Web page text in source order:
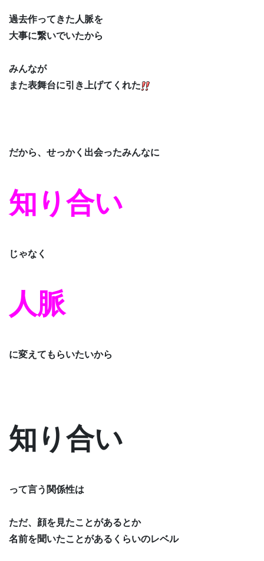
過去作ってきた人脈を
大事に繋いでいたから
みんなが
また表舞台に引き上げてくれた
だから、せっかく出会ったみんなに
知り合い
じゃなく
人脈
に変えてもらいたいから
知り合い
って言う関係性は
ただ、顔を見たことがあるとか
名前を聞いたことがあるくらいのレベル